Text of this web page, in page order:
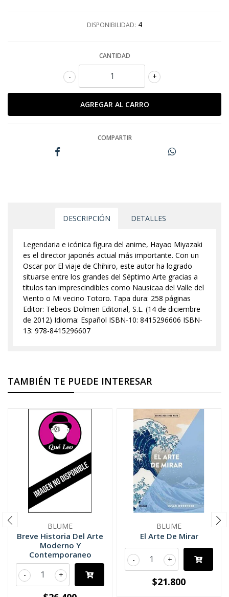
DISPONIBILIDAD: 4
CANTIDAD
+
-
COMPARTIR
DESCRIPCIÓN DETALLES
Legendaria e icónica figura del anime, Hayao Miyazaki
es el director japonés actual más importante. Con un
Oscar por El viaje de Chihiro, este autor ha logrado
situarse entre los grandes del Séptimo Arte gracias a
títulos tan imprescindibles como Nausicaa del Valle del
Viento o Mi vecino Totoro. Tapa dura: 258 páginas
Editor: Tebeos Dolmen Editorial, S.L. (14 de diciembre
de 2012) Idioma: Español ISBN-10: 8415296606 ISBN-
13: 978-8415296607
TAMBIÉN TE PUEDE INTERESAR
BLUME
Breve Historia Del Arte
Moderno Y
Contemporaneo
+
-
BLUME
El Arte De Mirar
+
-
$21.800